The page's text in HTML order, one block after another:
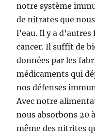
notre système
de nitrates que
l’eau. Il y a
cancer. Il suffit de
données par les
médicaments qui
nos défenses
Avec notre
nous absorbons 20
même des nitrites